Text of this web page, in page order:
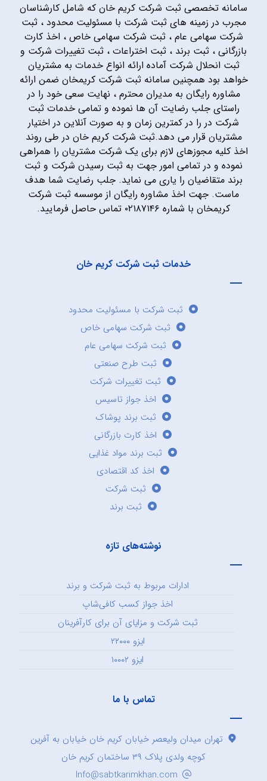
سامانه تخصصی ثبت شرکت کریم خان که شامل کارشناسان
مجرب در زمینه های ثبت شرکت با مسئولیت محدود ، ثبت
شرکت سهامی عام ، ثبت شرکت سهامی خاص ، اخذ کارت
بازرگانی ، ثبت برند ، ثبت اختراعات ، ثبت تغییرات شرکت و
ثبت انحلال شرکت آماده ارائه انواع خدمات به مشتریان
خواهد بود همچنین سامانه ثبت شرکت کریمخان ضمن ارائه
مشاوره رایگان به مدیران محترم ، نهایت سعی خود را در
راستای جلب رضایت آن ها نموده و تمامی خدمات ثبت
شرکت در را در کمترین زمان و به صورت آنلاین در اختیار
مشتریان قرار می دهد.ثبت شرکت کریم خان در طی روند
اخذ کلیه مجوزهای لازم برای یک شرکت مشتریان را همراهی
نموده و در تمامی امور جهت به ثبت رسیدن شرکت و ثبت
برند متقاضیان را یاری می نماید. جلب رضایت شما هدف
ماست. جهت اخذ مشاوره رایگان از موسسه ثبت شرکت
کریمخان با شماره ۰۲۱۸۷۱۴۶ تماس حاصل فرمایید.
خدمات ثبت شرکت کریم خان
ثبت شرکت با مسئولیت محدود
ثبت شرکت سهامی خاص
ثبت شرکت سهامی عام
ثبت طرح صنعتی
ثبت تغییرات شرکت
اخذ جواز تاسیس
ثبت برند پوشاک
اخذ کارت بازرگانی
ثبت برند مواد غذایی
اخذ کد اقتصادی
ثبت شرکت
ثبت برند
نوشته‌های تازه
ادارات مربوط به ثبت شرکت و برند
اخذ جواز کسب کافی‌شاپ
ثبت شرکت و مزایای آن برای کارآفرینان
ایزو ۲۲۰۰۰
ایزو ۱۰۰۰۲
تماس با ما
تهران میدان ولیعصر خیابان کریم خان خیابان به آفرین
کوچه ولدی پلاک ۳۹ ساختمان کریم خان
Info@sabtkarimkhan.com